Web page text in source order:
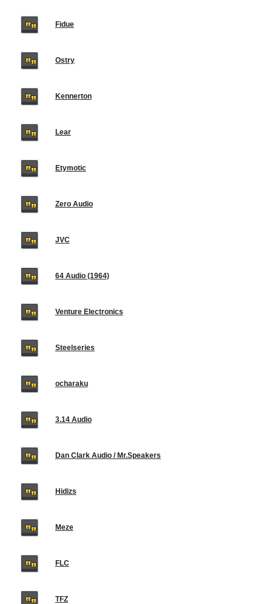
Fidue
Ostry
Kennerton
Lear
Etymotic
Zero Audio
JVC
64 Audio (1964)
Venture Electronics
Steelseries
ocharaku
3.14 Audio
Dan Clark Audio / Mr.Speakers
Hidizs
Meze
FLC
TFZ